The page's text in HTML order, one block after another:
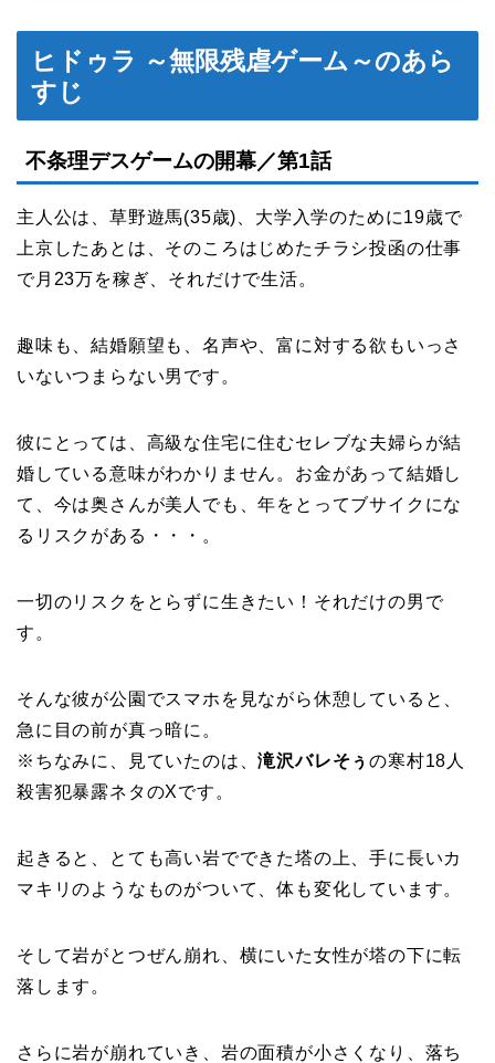
ヒドゥラ ～無限残虐ゲーム～のあら
すじ
不条理デスゲームの開幕／第1話
主人公は、草野遊馬(35歳)、大学入学のために19歳で
上京したあとは、そのころはじめたチラシ投函の仕事
で月23万を稼ぎ、それだけで生活。
趣味も、結婚願望も、名声や、富に対する欲もいっさ
いないつまらない男です。
彼にとっては、高級な住宅に住むセレブな夫婦らが結
婚している意味がわかりません。お金があって結婚し
て、今は奥さんが美人でも、年をとってブサイクにな
るリスクがある・・・。
一切のリスクをとらずに生きたい！それだけの男で
す。
そんな彼が公園でスマホを見ながら休憩していると、
急に目の前が真っ暗に。
※ちなみに、見ていたのは、滝沢バレそぅの寒村18人
殺害犯暴露ネタのXです。
起きると、とても高い岩でできた塔の上、手に長いカ
マキリのようなものがついて、体も変化しています。
そして岩がとつぜん崩れ、横にいた女性が塔の下に転
落します。
さらに岩が崩れていき、岩の面積が小さくなり、落ち